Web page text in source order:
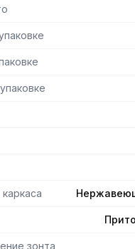
в собранном виде
зонта